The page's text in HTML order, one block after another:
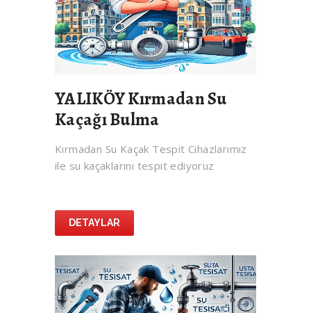
YALIKÖY Kırmadan Su
Kaçağı Bulma
Kırmadan Su Kaçak Tespit Cihazlarımız
ile su kaçaklarını tespit ediyoruz
DETAYLAR